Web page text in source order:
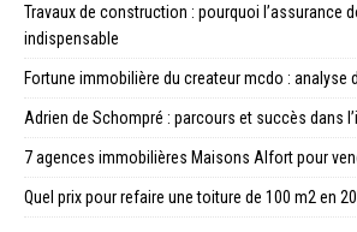
Travaux de construction : pourquoi l’assurance
indispensable
Fortune immobilière du createur mcdo : analyse
Adrien de Schompré : parcours et succès dans
7 agences immobilières Maisons Alfort pour
Quel prix pour refaire une toiture de 100 m2 en